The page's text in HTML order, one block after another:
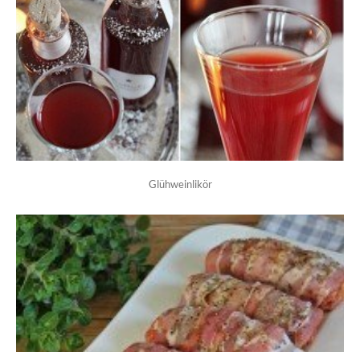
Glühweinlikör